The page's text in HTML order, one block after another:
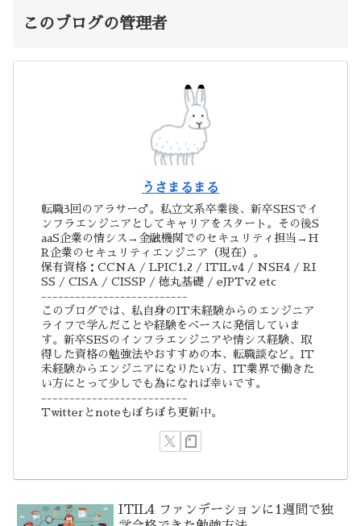
このブログの管理者
うさまるまる
転職3回のアラサー♂。私立文系卒業後、新卒SESでイ
ンフラエンジニアとしてキャリアをスタート。その後S
aaS企業の情シス→金融機関でのセキュリティ担当→H
R企業のセキュリティエンジニア（現在）。
保有資格：CCNA / LPIC1,2 / ITILv4 / NSE4 / RI
SS / CISA / CISSP / 徳丸基礎 / eJPTv2 etc
--------------------------
このブログでは、私自身のIT未経験からのエンジニア
ライフで学んだことや経験をベースに発信していま
す。新卒SESのインフラエンジニアや情シス経験、取
得した資格の勉強法やおすすめの本、転職談など。IT
未経験からエンジニアになりたい方、IT業界で働きた
い方にとって少しでも為になれば幸いです。
--------------------------
Twitterとnoteもぼちぼち更新中。
ITIL4 ファンデーションに1週間で独